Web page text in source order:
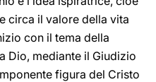
circa il valore della vita
con il tema della
Dio, mediante il Giudizio
figura del Cristo